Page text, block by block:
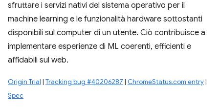
sfruttare i servizi nativi del sistema operativo per il
machine learning e le funzionalità hardware sottostanti
disponibili sul computer di un utente. Ciò contribuisce a
implementare esperienze di ML coerenti, efficienti e
affidabili sul web.
Origin Trial | Tracking bug #40206287 | ChromeStatus.com entry|
Spec